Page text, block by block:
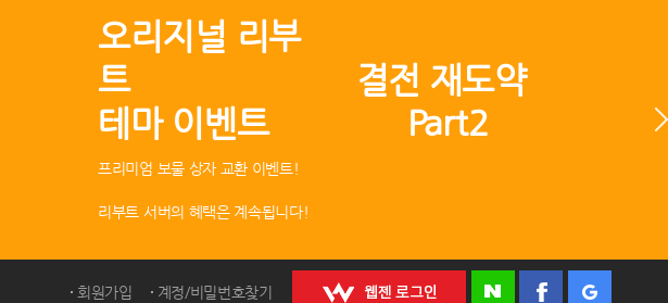
오리지널 리부
트 결전 재도약
테마 이벤트 Part2
프리미엄 보물 상자 교환 이벤트!
리부트 서버의 혜택은 계속됩니다!
회원가입 계정/비밀번호찾기
마이 Wshop
내 캐시
문의/신고
운영정책